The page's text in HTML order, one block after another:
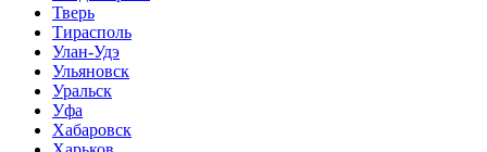
Тверь
Тирасполь
Улан-Удэ
Ульяновск
Уральск
Уфа
Хабаровск